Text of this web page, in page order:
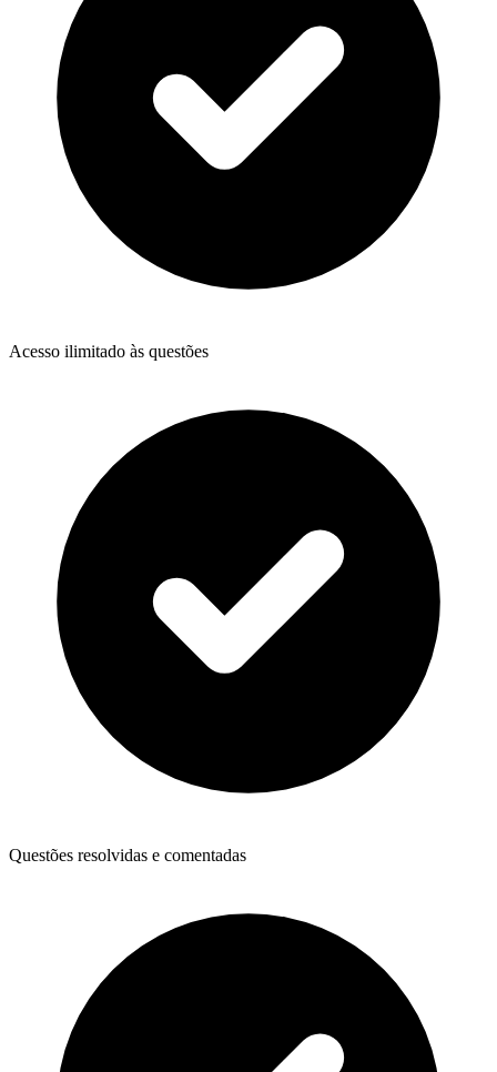
Acesso ilimitado às questões
Questões resolvidas e comentadas